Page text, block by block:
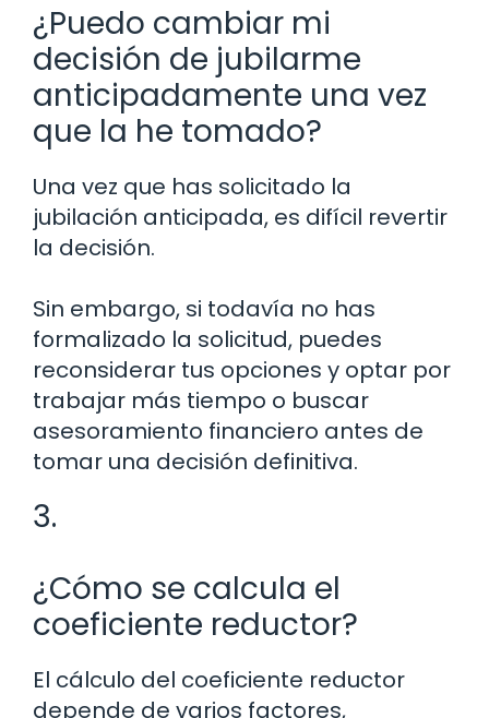
¿Puedo cambiar mi
decisión de jubilarme
anticipadamente una vez
que la he tomado?
Una vez que has solicitado la
jubilación anticipada, es difícil revertir
la decisión.
Sin embargo, si todavía no has
formalizado la solicitud, puedes
reconsiderar tus opciones y optar por
trabajar más tiempo o buscar
asesoramiento financiero antes de
tomar una decisión definitiva.
3.
¿Cómo se calcula el
coeficiente reductor?
El cálculo del coeficiente reductor
depende de varios factores,